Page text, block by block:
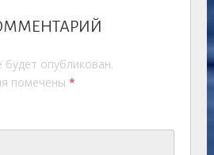
опубликован.
помечены *